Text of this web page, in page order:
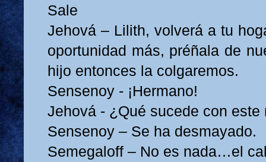
Sale
Jehová – Lilith, volverá a tu
oportunidad más, préñala de
hijo entonces la colgaremos.
Sensenoy - ¡Hermano!
Jehová - ¿Qué sucede con este
Sensenoy – Se ha desmayado.
Semegaloff – No es nada…el